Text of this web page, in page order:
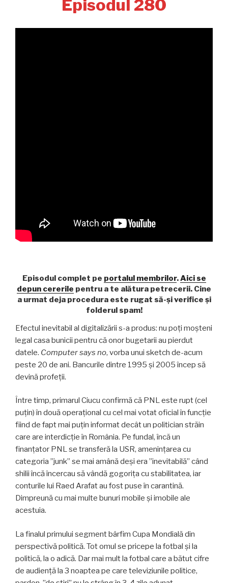
Episodul 280
Episodul complet pe portalul membrilor.Aici se
depun cererile pentru a te alătura petrecerii. Cine
a urmat deja procedura este rugat să-și verifice și
folderul spam!
Efectul inevitabil al digitalizării s-a produs: nu poți moșteni
legal casa bunicii pentru că onor bugetarii au pierdut
datele. Computer says no, vorba unui sketch de-acum
peste 20 de ani. Bancurile dintre 1995 și 2005 încep să
devină profeții.
Între timp, primarul Ciucu confirmă că PNL este rupt (cel
puțin) în două operațional cu cel mai votat oficial în funcție
fiind de fapt mai puțin informat decât un politician străin
care are interdicție în România. Pe fundal, încă un
finanțator PNL se transferă la USR, amenințarea cu
categoria ”junk” se mai amână deși era ”inevitabilă” când
shilii încă încercau să vândă gogorița cu stabilitatea, iar
conturile lui Raed Arafat au fost puse în carantină.
Dimpreună cu mai multe bunuri mobile și imobile ale
acestuia.
La finalul primului segment bârfim Cupa Mondială din
perspectivă politică. Tot omul se pricepe la fotbal și la
politică, la o adică. Dar mai mult la fotbal care a bătut cifre
de audiență la 3 noaptea pe care televiziunile politice,